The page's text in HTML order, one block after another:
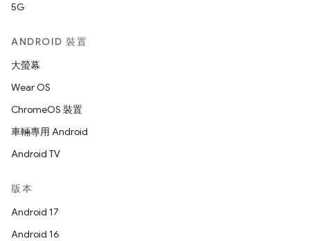
5G
ANDROID 裝置
大螢幕
Wear OS
ChromeOS 裝置
車輛專用 Android
Android TV
版本
Android 17
Android 16